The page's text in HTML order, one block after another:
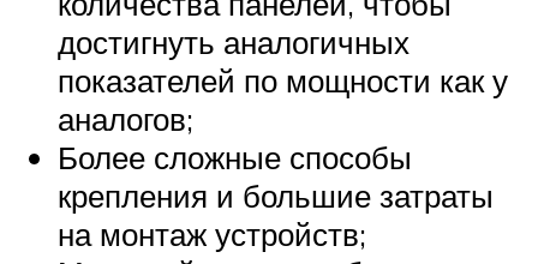
достигнуть аналогичных
показателей по мощности как у
аналогов;
Более сложные способы
крепления и большие затраты
на монтаж устройств;